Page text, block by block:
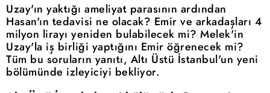
Uzay'ın yaktığı ameliyat parasının ardından
Hasan'ın tedavisi ne olacak? Emir ve arkadaşları 4
milyon lirayı yeniden bulabilecek mi? Melek'in
Uzay'la iş birliği yaptığını Emir öğrenecek mi?
Tüm bu soruların yanıtı, Altı Üstü İstanbul'un yeni
bölümünde izleyiciyi bekliyor.